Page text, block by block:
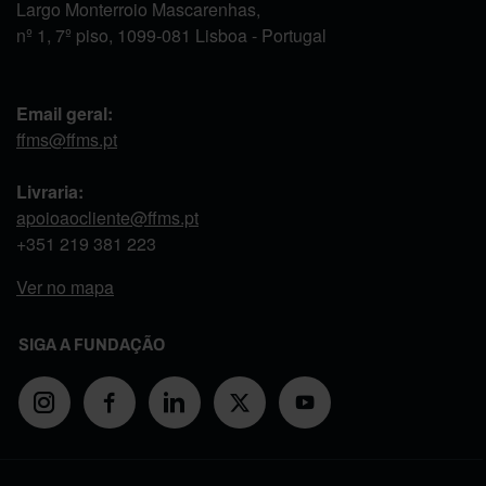
Largo Monterroio Mascarenhas,
nº 1, 7º piso, 1099-081 Lisboa - Portugal
Email geral:
ffms@ffms.pt
Livraria:
apoioaocliente@ffms.pt
+351 219 381 223
Ver no mapa
SIGA A FUNDAÇÃO